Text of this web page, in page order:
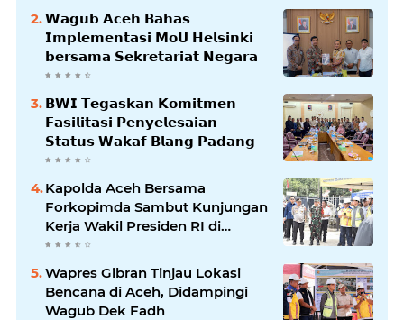
𝗪𝗮𝗴𝘂𝗯 𝗔𝗰𝗲𝗵 𝗕𝗮𝗵𝗮𝘀
𝗜𝗺𝗽𝗹𝗲𝗺𝗲𝗻𝘁𝗮𝘀𝗶 𝗠𝗼𝗨 𝗛𝗲𝗹𝘀𝗶𝗻𝗸𝗶
𝗯𝗲𝗿𝘀𝗮𝗺𝗮 𝗦𝗲𝗸𝗿𝗲𝘁𝗮𝗿𝗶𝗮𝘁 𝗡𝗲𝗴𝗮𝗿𝗮
𝗕𝗪𝗜 𝗧𝗲𝗴𝗮𝘀𝗸𝗮𝗻 𝗞𝗼𝗺𝗶𝘁𝗺𝗲𝗻
𝗙𝗮𝘀𝗶𝗹𝗶𝘁𝗮𝘀𝗶 𝗣𝗲𝗻𝘆𝗲𝗹𝗲𝘀𝗮𝗶𝗮𝗻
𝗦𝘁𝗮𝘁𝘂𝘀 𝗪𝗮𝗸𝗮𝗳 𝗕𝗹𝗮𝗻𝗴 𝗣𝗮𝗱𝗮𝗻𝗴
Kapolda Aceh Bersama
Forkopimda Sambut Kunjungan
Kerja Wakil Presiden RI di
Kabupaten Bireuen
Wapres Gibran Tinjau Lokasi
Bencana di Aceh, Didampingi
Wagub Dek Fadh